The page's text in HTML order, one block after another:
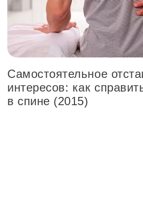
Самостоятельное
интересов: как
в спине (2015)